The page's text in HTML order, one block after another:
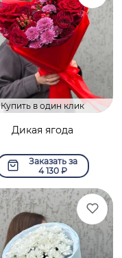
Купить в один клик
Дикая ягода
Заказать за
4 130 ₽